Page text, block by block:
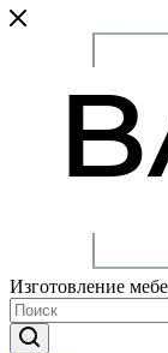
Изготовление